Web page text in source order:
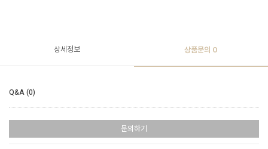
상세정보 상품문의 0
Q&A (0)
문의하기